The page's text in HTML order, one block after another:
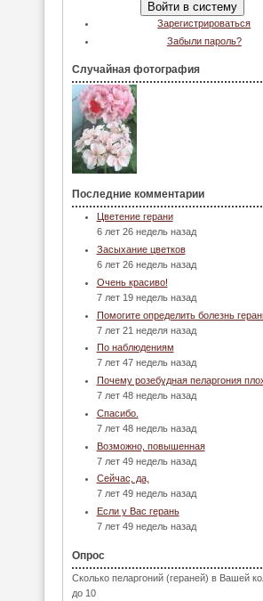
Зарегистрироваться
Забыли пароль?
Случайная фотография
Последние комментарии
Цветение герани
6 лет 26 недель назад
Засыхание цветков
6 лет 26 недель назад
Очень красиво!
7 лет 19 недель назад
Помогите определить болезнь
7 лет 21 неделя назад
По наблюдениям
7 лет 47 недель назад
Почему розебудная пеларгония
7 лет 48 недель назад
Спасибо.
7 лет 48 недель назад
Возможно, повышенная
7 лет 49 недель назад
Сейчас, да,
7 лет 49 недель назад
Если у Вас герань
7 лет 49 недель назад
Опрос
Сколько пеларгоний (гераней) в Вашей
до 10